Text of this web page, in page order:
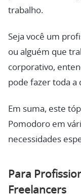
trabalho.
Seja você um
ou alguém que
corporativo,
pode fazer toda a
Em suma, este
Pomodoro em
necessidades
Para
Freelancers